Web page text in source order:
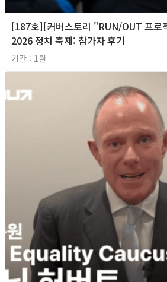
[187호][커버스토리 "RUN/OUT 프
2026 정치 축제: 참가자 후기
기간 : 1월